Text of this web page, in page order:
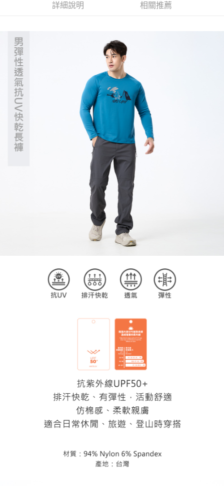
５．嚴禁一人註冊多個帳號或使用他人資訊註冊。若發現惡意使用之情形，
恩沛科技股份有限公司將有權停止該用戶之使用額度並採取法律行動。
詳細說明 相關推薦